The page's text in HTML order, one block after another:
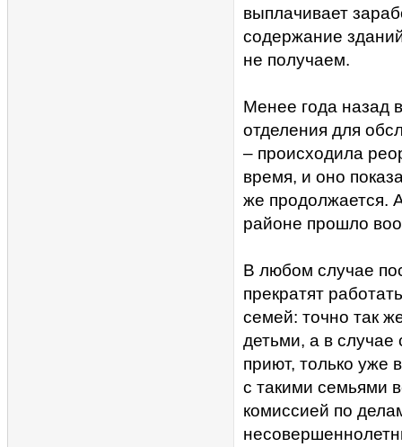
выплачивает
содержание
не получаем.
Менее года назад
отделения для
– происходила
время, и оно
же продолжается.
районе прошло
В любом случае
прекратят
семей: точно так
детьми, а в случае
приют, только уже
с такими семьями
комиссией по